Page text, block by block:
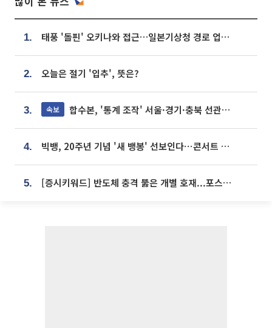
1. 태풍 '돌핀' 오키나와 접근…일본기상청 경로 업데이트
2. 오늘은 절기 '입추', 뜻은?
3. 속보 합수본, '통계 조작' 서울·경기·충북 선관위 등 추가 압수수색
4. 빅뱅, 20주년 기념 '새 뱅봉' 선보인다⋯콘서트 앞두고 팝업 개최
5. [증시키워드] 반도체 충격 뚫은 개별 호재...포스코퓨처엠·에코프로·한화솔루션 '눈길'